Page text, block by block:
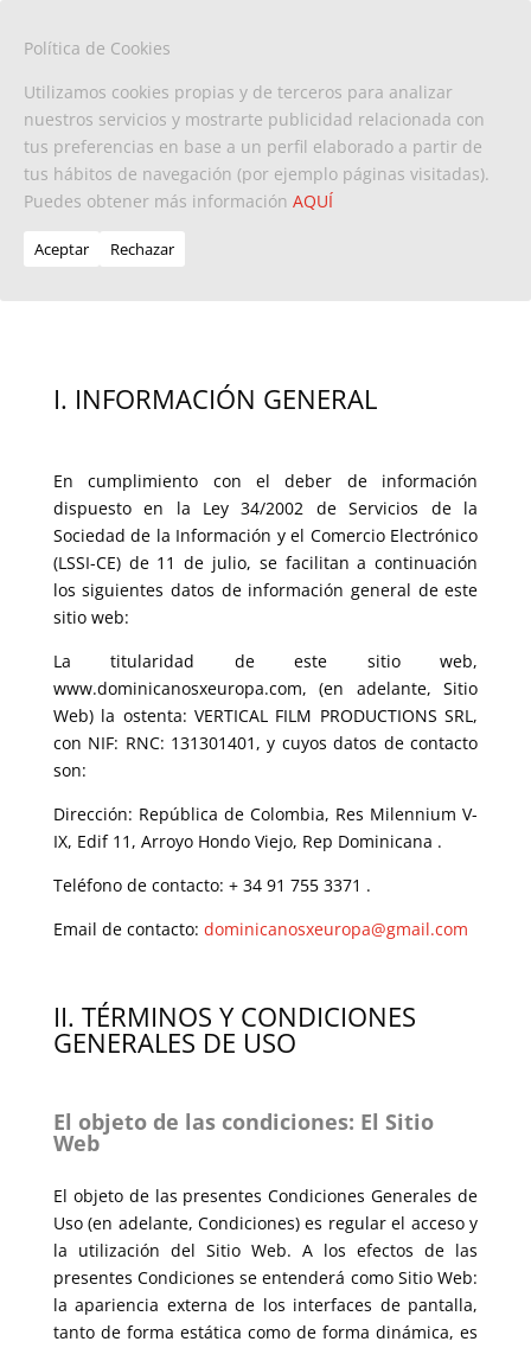
AVISO LEGAL Y
CONDICIONES GENERALES
I. INFORMACIÓN GENERAL
En cumplimiento con el deber de información
dispuesto en la Ley 34/2002 de Servicios de la
Sociedad de la Información y el Comercio Electrónico
(LSSI-CE) de 11 de julio, se facilitan a continuación
los siguientes datos de información general de este
sitio web:
La titularidad de este sitio web,
www.dominicanosxeuropa.com, (en adelante, Sitio
Web) la ostenta: VERTICAL FILM PRODUCTIONS SRL,
con NIF: RNC: 131301401, y cuyos datos de contacto
son:
Dirección: República de Colombia, Res Milennium V-
IX, Edif 11, Arroyo Hondo Viejo, Rep Dominicana .
Teléfono de contacto: + 34 91 755 3371 .
Email de contacto: dominicanosxeuropa@gmail.com
II. TÉRMINOS Y CONDICIONES
GENERALES DE USO
El objeto de las condiciones: El Sitio
Web
El objeto de las presentes Condiciones Generales de
Uso (en adelante, Condiciones) es regular el acceso y
la utilización del Sitio Web. A los efectos de las
presentes Condiciones se entenderá como Sitio Web:
la apariencia externa de los interfaces de pantalla,
tanto de forma estática como de forma dinámica, es
Política de Cookies
Utilizamos cookies propias y de terceros para analizar
nuestros servicios y mostrarte publicidad relacionada con
tus preferencias en base a un perfil elaborado a partir de
tus hábitos de navegación (por ejemplo páginas visitadas).
Puedes obtener más información AQUÍ
Aceptar Rechazar